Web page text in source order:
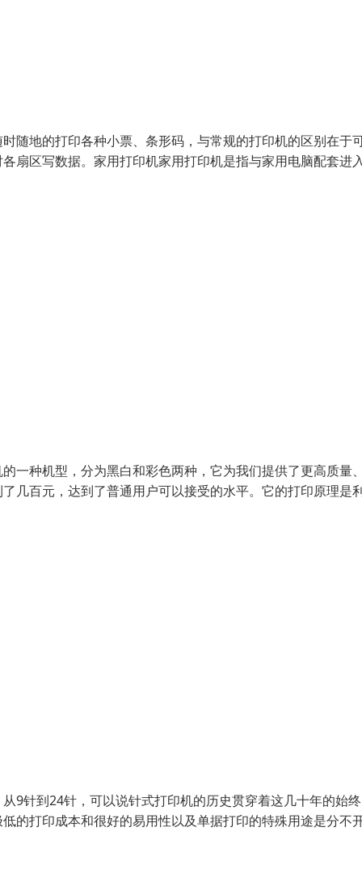
随地的打印各种小票、条形码，与常规的打印机的区别在于
扇区写数据。家用打印机家用打印机是指与家用电脑配套进
一种机型，分为黑白和彩色两种，它为我们提供了更高质量
几百元，达到了普通用户可以接受的水平。它的打印原理是
9针到24针，可以说针式打印机的历史贯穿着这几十年的始
的打印成本和很好的易用性以及单据打印的特殊用途是分不